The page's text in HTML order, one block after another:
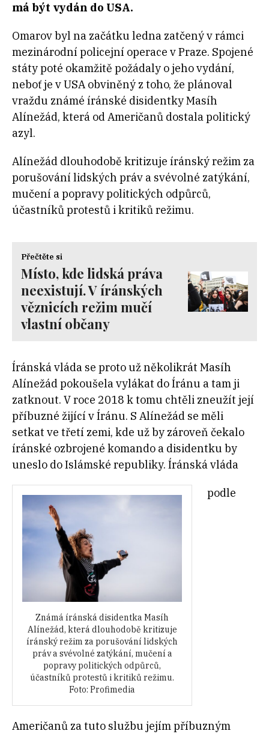
má být vydán do USA.
Omarov byl na začátku ledna zatčený v rámci
mezinárodní policejní operace v Praze. Spojené
státy poté okamžitě požádaly o jeho vydání,
neboť je v USA obviněný z toho, že plánoval
vraždu známé íránské disidentky Masíh
Alínežád, která od Američanů dostala politický
azyl.
Alínežád dlouhodobě kritizuje íránský režim za
porušování lidských práv a svévolné zatýkání,
mučení a popravy politických odpůrců,
účastníků protestů i kritiků režimu.
Přečtěte si
Místo, kde lidská práva
neexistují. V íránských
věznicích režim mučí
vlastní občany
Íránská vláda se proto už několikrát Masíh
Alínežád pokoušela vylákat do Íránu a tam ji
zatknout. V roce 2018 k tomu chtěli zneužít její
příbuzné žijící v Íránu. S Alínežád se měli
setkat ve třetí zemi, kde už by zároveň čekalo
íránské ozbrojené komando a disidentku by
uneslo do Islámské republiky. Íránská vláda
Známá íránská disidentka Masíh
Alínežád, která dlouhodobě kritizuje
íránský režim za porušování lidských
práv a svévolné zatýkání, mučení a
popravy politických odpůrců,
účastníků protestů i kritiků režimu.
Foto: Profimedia
podle
Američanů za tuto službu jejím příbuzným